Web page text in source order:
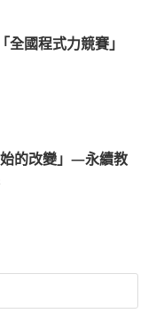
國程式力競賽」
始的改變」—永續教